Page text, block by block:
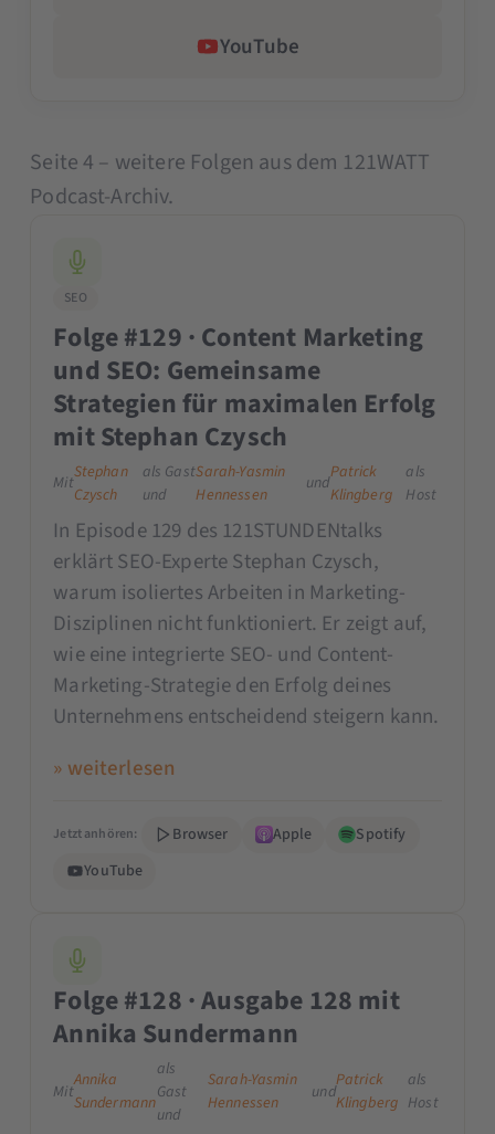
YouTube
Seite 4 – weitere Folgen aus dem 121WATT
Podcast-Archiv.
SEO
Folge #129 · Content Marketing
und SEO: Gemeinsame
Strategien für maximalen Erfolg
mit Stephan Czysch
Mit
Stephan
Czysch
als Gast
und
Sarah-Yasmin
Hennessen
und
Patrick
Klingberg
als
Host
In Episode 129 des 121STUNDENtalks
erklärt SEO-Experte Stephan Czysch,
warum isoliertes Arbeiten in Marketing-
Disziplinen nicht funktioniert. Er zeigt auf,
wie eine integrierte SEO- und Content-
Marketing-Strategie den Erfolg deines
Unternehmens entscheidend steigern kann.
» weiterlesen
Jetzt anhören: Browser Apple
Spotify
YouTube
Folge #128 · Ausgabe 128 mit
Annika Sundermann
Mit
Annika
Sundermann
als
Gast
und
Sarah-Yasmin
Hennessen
und
Patrick
Klingberg
als
Host